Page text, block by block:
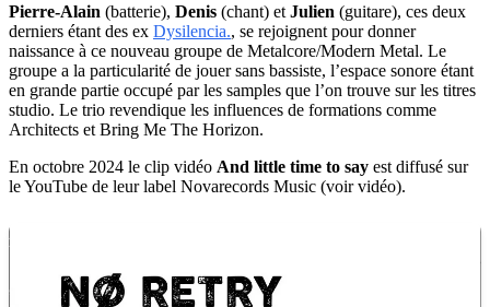
Pierre-Alain (batterie), Denis (chant) et Julien (guitare), ces deux
derniers étant des ex Dysilencia., se rejoignent pour donner
naissance à ce nouveau groupe de Metalcore/Modern Metal. Le
groupe a la particularité de jouer sans bassiste, l’espace sonore étant
en grande partie occupé par les samples que l’on trouve sur les titres
studio. Le trio revendique les influences de formations comme
Architects et Bring Me The Horizon.
En octobre 2024 le clip vidéo And little time to say est diffusé sur
le YouTube de leur label Novarecords Music (voir vidéo).